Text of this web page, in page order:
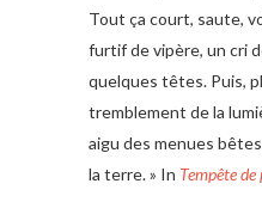
Tout ça court, saute,
furtif de vipère, un cri
quelques têtes. Puis,
tremblement de la
aigu des menues
la terre. » In Tempête